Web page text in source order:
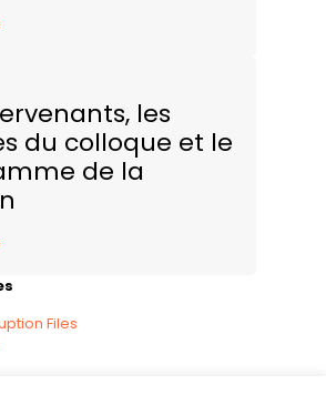
les
du colloque et le
de la
Files